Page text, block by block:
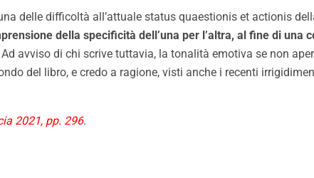
delle difficoltà all’attuale status quaestionis et actionis
della specificità dell’una per l’altra, al fine di una
Ad avviso di chi scrive tuttavia, la tonalità emotiva se non
del libro, e credo a ragione, visti anche i recenti
2021, pp. 296.